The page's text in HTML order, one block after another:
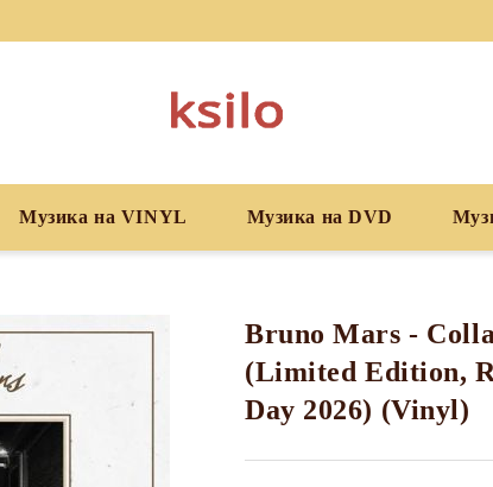
Музика на VINYL Музика на DVD
Bruno Mars -
(Limited Edition,
Day 2026) (Vinyl)